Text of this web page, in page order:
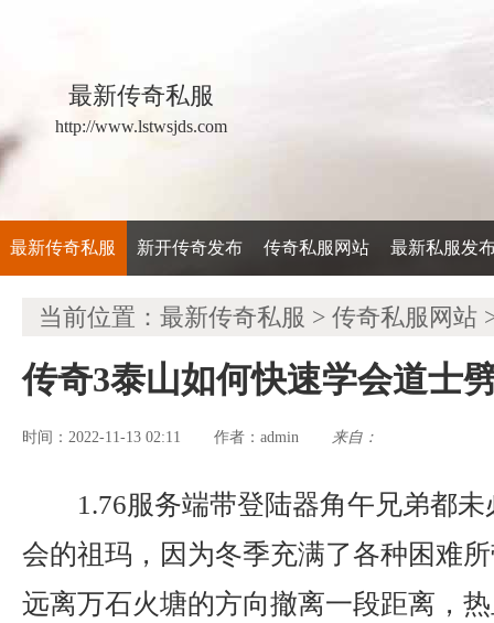
最新传奇私服
http://www.lstwsjds.com
最新传奇私服 新开传奇发布 传奇私服网站 最新私服发
当前位置： 最新传奇私服 > 传奇私服网站
传奇3泰山如何快速学会道士
时间：2022-11-13 02:11 作者： admin 来自：
1.76服务端带登陆器角午兄弟都
会的祖玛，因为冬季充满了各种困难
远离万石火塘的方向撤离一段距离，